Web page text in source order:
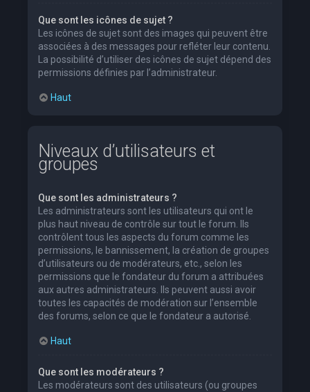
Que sont les icônes de sujet ?
Les icônes de sujet sont des images qui peuvent être
associées à des messages pour refléter leur contenu.
La possibilité d’utiliser des icônes de sujet dépend des
permissions définies par l’administrateur.
Haut
Niveaux d’utilisateurs et
groupes
Que sont les administrateurs ?
Les administrateurs sont les utilisateurs qui ont le
plus haut niveau de contrôle sur tout le forum. Ils
contrôlent tous les aspects du forum comme les
permissions, le bannissement, la création de groupes
d’utilisateurs ou de modérateurs, etc., selon les
permissions que le fondateur du forum a attribuées
aux autres administrateurs. Ils peuvent aussi avoir
toutes les capacités de modération sur l’ensemble
des forums, selon ce que le fondateur a autorisé.
Haut
Que sont les modérateurs ?
Les modérateurs sont des utilisateurs (ou groupes